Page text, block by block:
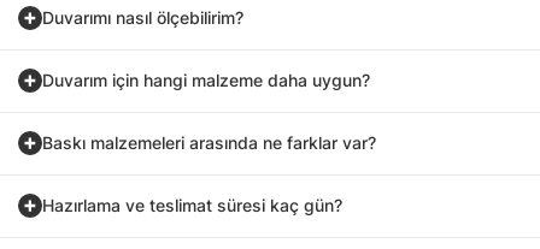
Duvarımı nasıl ölçebilirim?
Duvarım için hangi malzeme daha uygun?
Baskı malzemeleri arasında ne farklar var?
Hazırlama ve teslimat süresi kaç gün?